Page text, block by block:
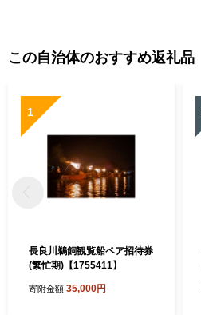
この自治体のおすすめ返礼品
1
長良川鵜飼観覧船ペア招待券
(繁忙期)【1755411】
寄附金額 35,000円